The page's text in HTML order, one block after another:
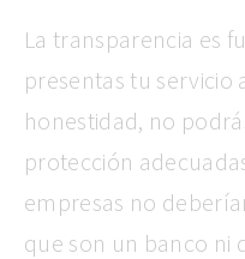
La transparencia es
presentas tu servicio
honestidad, no
protección
empresas no
que son un banco ni